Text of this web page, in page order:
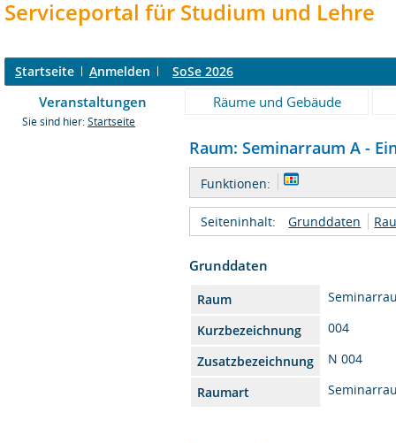
Serviceportal für Studium und Lehre
Startseite Anmelden SoSe 2026
Veranstaltungen Räume und Gebäude
Sie sind hier: Startseite
Raum: Seminarraum A -
Funktionen:
Seiteninhalt: Grunddaten
Grunddaten
Raum
Kurzbezeichnung
004
Zusatzbezeichnung
N 004
Raumart